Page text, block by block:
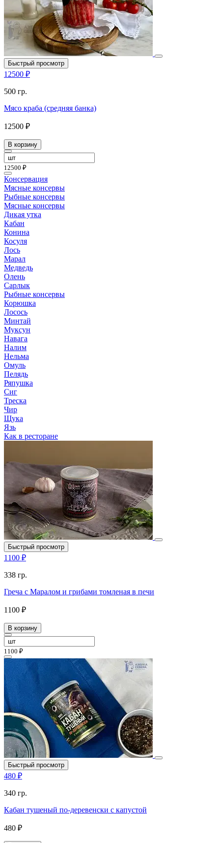
Быстрый просмотр
12500 ₽
500 гр.
Мясо краба (средняя банка)
12500 ₽
В корзину
12500 ₽
Консервация
Мясные консервы
Рыбные консервы
Мясные консервы
Дикая утка
Кабан
Конина
Косуля
Лось
Марал
Медведь
Олень
Сарлык
Рыбные консервы
Корюшка
Лосось
Минтай
Муксун
Навага
Налим
Нельма
Омуль
Пелядь
Ряпушка
Сиг
Треска
Чир
Щука
Язь
Как в ресторане
Быстрый просмотр
1100 ₽
338 гр.
Греча с Маралом и грибами томленая в печи
1100 ₽
В корзину
1100 ₽
Быстрый просмотр
480 ₽
340 гр.
Кабан тушеный по-деревенски с капустой
480 ₽